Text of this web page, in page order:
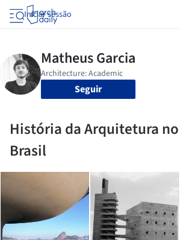
Iniciar sessão
Seguir
História da Arquitetura no
Brasil